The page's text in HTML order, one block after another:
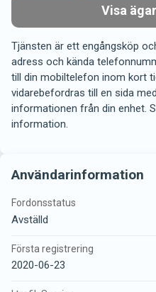
Visa
Tjänsten är ett engångsköp
adress och kända
till din mobiltelefon inom kort
vidarebefordras till en sida
informationen från din enhet.
information.
Användarinformation
Fordonsstatus
Avställd
Första registrering
2020-06-23